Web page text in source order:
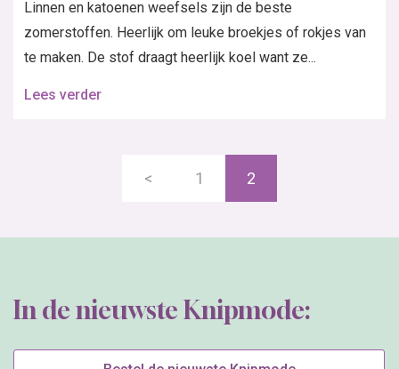
Linnen en katoenen weefsels zijn de beste
zomerstoffen. Heerlijk om leuke broekjes of rokjes van
te maken. De stof draagt heerlijk koel want ze...
Lees verder
< 1 2
In de nieuwste Knipmode: